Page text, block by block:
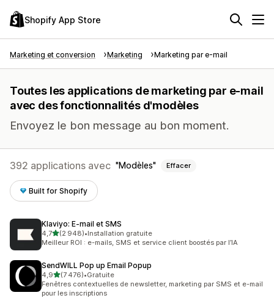
Shopify App Store
Marketing et conversion Marketing Marketing par e-mail
Toutes les applications de marketing par e-mail
avec des fonctionnalités d'modèles
Envoyez le bon message au bon moment.
392 applications avec Modèles Effacer
Built for Shopify
Klaviyo: E‑mail et SMS
4,7étoile(s) sur 5
(2 948)
2948 avis au total
•Installation gratuite
Meilleur ROI : e-mails, SMS et service client boostés par l’IA
SendWILL Pop up Email Popup
4,9étoile(s) sur 5
(7 476)
7476 avis au total
•Gratuite
Fenêtres contextuelles de newsletter, marketing par SMS et e-mail
pour les inscriptions